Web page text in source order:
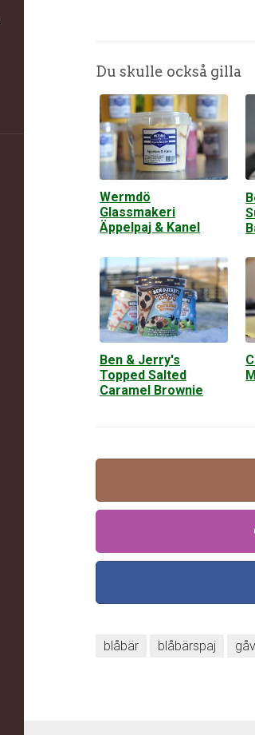
Du skulle också gilla
Wermdö
Glassmakeri
Äppelpaj & Kanel
Ben & Jerry's
Topped Salted
Caramel Brownie
blåbär blåbärspaj